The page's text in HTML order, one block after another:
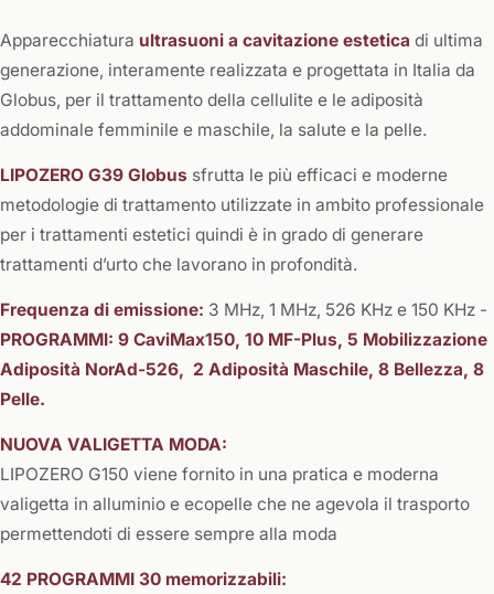
Apparecchiatura ultrasuoni a cavitazione estetica di ultima
generazione, interamente realizzata e progettata in Italia da
Globus, per il trattamento della cellulite e le adiposità
addominale femminile e maschile, la salute e la pelle.
LIPOZERO G39 Globus sfrutta le più efficaci e moderne
metodologie di trattamento utilizzate in ambito professionale
per i trattamenti estetici quindi è in grado di generare
trattamenti d’urto che lavorano in profondità.
Frequenza di emissione: 3 MHz, 1 MHz, 526 KHz e 150 KHz -
PROGRAMMI: 9 CaviMax150, 10 MF-Plus, 5 Mobilizzazione
Adiposità NorAd-526, 2 Adiposità Maschile, 8 Bellezza, 8
Pelle.
NUOVA VALIGETTA MODA:
LIPOZERO G150 viene fornito in una pratica e moderna
valigetta in alluminio e ecopelle che ne agevola il trasporto
permettendoti di essere sempre alla moda
42 PROGRAMMI 30 memorizzabili: